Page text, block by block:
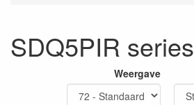
SDQ5PIR series
Weergave